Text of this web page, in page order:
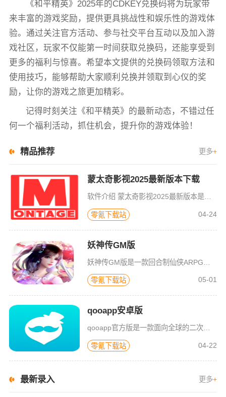
《和平精英》2025年的CDKEY兑换码将为玩家带
来丰富的游戏奖励，提供更具挑战性和娱乐性的游戏体
验。通过关注官方活动、参与社交平台互动以及加入游
戏社区，玩家不仅能第一时间获取兑换码，还能享受到
更多的福利与惊喜。希望本文提供的兑换码领取方法和
使用技巧，能够帮助大家顺利兑换并领取到心仪的奖
励，让你的游戏之旅更加精彩。
记得时刻关注《和平精英》的最新动态，不错过任
何一个福利活动，抓住机会，提升你的游戏体验！
精品推荐 更多+
蒙太奇影视2025最新版本下载
软件介绍 蒙太奇影视2025最新版本是一款全面升级的追剧看片软件。它整合了好多不同平台的影视资源，让我们不
零氪下载站 04-24
妖神传GM版
零氪下载站 05-01
qooapp安卓版
qooapp官方版是一款面向全球的二次元游戏资讯平台，它融合玩家社群、媒体资讯、游戏商店于一体，旨在汇聚全球热爱ACG的玩家，为他们创造有趣有爱有价值的产品和服务。为二次元游戏爱好者提供上万款游戏下载
零氪下载站 04-22
最新录入 更多+